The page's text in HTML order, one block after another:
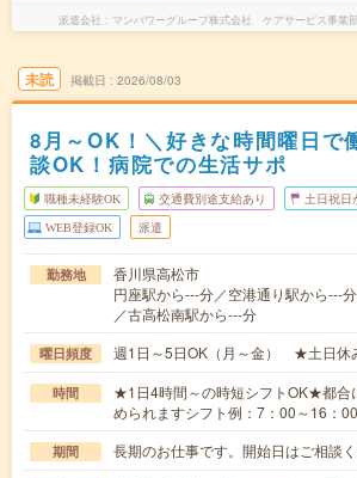
派遣会社 マンパワーグループ株式会社 ケアサービス事業
未読 掲載日 2026/08/03
8月～OK！＼好きな時間曜日で
談OK！病院での生活サポ
職種未経験OK 交通費別途支給あり 土日祝日
WEB登録OK 派遣
勤務地
香川県高松市
円座駅から---分／空港通り駅から---
／古高松南駅から---分
曜日頻度 週1日～5日OK（月～金） ★土日休
時間
★1日4時間～の時短シフトOK★都合
められますシフト例：7：00～16：
期間 長期のお仕事です。開始日はご相